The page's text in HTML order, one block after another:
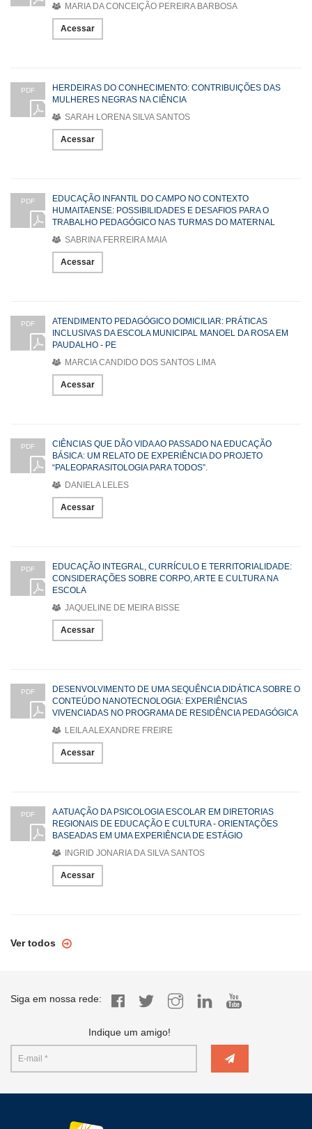
MARIA DA CONCEIÇÃO PEREIRA BARBOSA
Acessar
PDF
HERDEIRAS DO CONHECIMENTO: CONTRIBUIÇÕES DAS
MULHERES NEGRAS NA CIÊNCIA
SARAH LORENA SILVA SANTOS
Acessar
PDF
EDUCAÇÃO INFANTIL DO CAMPO NO CONTEXTO
HUMAITAENSE: POSSIBILIDADES E DESAFIOS PARA O
TRABALHO PEDAGÓGICO NAS TURMAS DO MATERNAL
SABRINA FERREIRA MAIA
Acessar
PDF
ATENDIMENTO PEDAGÓGICO DOMICILIAR: PRÁTICAS
INCLUSIVAS DA ESCOLA MUNICIPAL MANOEL DA ROSA EM
PAUDALHO - PE
MARCIA CANDIDO DOS SANTOS LIMA
Acessar
PDF
CIÊNCIAS QUE DÃO VIDA AO PASSADO NA EDUCAÇÃO
BÁSICA: UM RELATO DE EXPERIÊNCIA DO PROJETO
“PALEOPARASITOLOGIA PARA TODOS”.
DANIELA LELES
Acessar
PDF
EDUCAÇÃO INTEGRAL, CURRÍCULO E TERRITORIALIDADE:
CONSIDERAÇÕES SOBRE CORPO, ARTE E CULTURA NA
ESCOLA
JAQUELINE DE MEIRA BISSE
Acessar
PDF
DESENVOLVIMENTO DE UMA SEQUÊNCIA DIDÁTICA SOBRE O
CONTEÚDO NANOTECNOLOGIA: EXPERIÊNCIAS
VIVENCIADAS NO PROGRAMA DE RESIDÊNCIA PEDAGÓGICA
LEILA ALEXANDRE FREIRE
Acessar
PDF
A ATUAÇÃO DA PSICOLOGIA ESCOLAR EM DIRETORIAS
REGIONAIS DE EDUCAÇÃO E CULTURA - ORIENTAÇÕES
BASEADAS EM UMA EXPERIÊNCIA DE ESTÁGIO
INGRID JONARIA DA SILVA SANTOS
Acessar
Ver todos
Siga em nossa rede:
Indique um amigo!